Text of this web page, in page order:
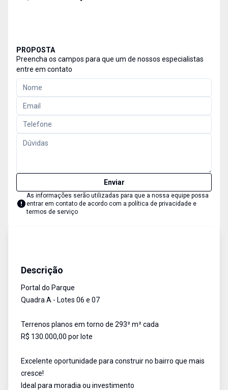
PROPOSTA
Preencha os campos para que um de nossos especialistas
entre em contato
Enviar
As informações serão utilizadas para que a nossa equipe possa
entrar em contato de acordo com a política de privacidade e
termos de serviço
Descrição
Portal do Parque
Quadra A - Lotes 06 e 07
Terrenos planos em torno de 293² m² cada
R$ 130.000,00 por lote
Excelente oportunidade para construir no bairro que mais
cresce!
Ideal para moradia ou investimento